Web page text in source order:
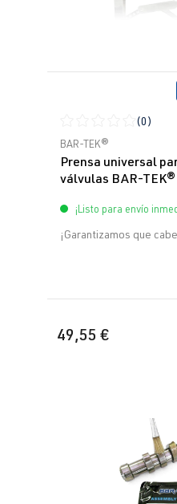
Calificación
(0)
BAR-TEK®
Prensa universal
válvulas BAR-TEK®
¡Listo para envío
¡Garantizamos que
49,55 €